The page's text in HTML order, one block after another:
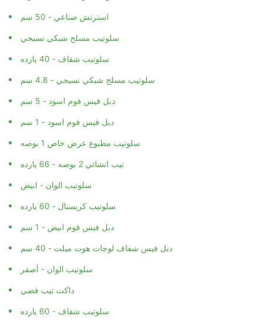
استرتش صناعي - 50 سم
سلوتيب مسلح شبكي نسيجي
سلوتيب شفاف - 40 يارده
سلوتيب مسلح شبكي نسيجي - 4.8 سم
دبل فيس فوم اسود - 5 سم
دبل فيس فوم اسود - 1 سم
سلوتيب مطبوع عرض خاص 1 بوصه
تيب انشائي 2 بوصه - 66 يارده
سلوتيب الوان - ابيض
سلوتيب كريستال - 60 يارده
دبل فيس فوم ابيض - 1 سم
دبل فيس شفاف لوجات هوت ميلت - 40 سم
سلوتيب الوان - أصفر
داكت تيب فضي
سلوتيب شفاف - 60 يارده